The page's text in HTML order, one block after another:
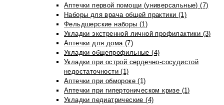
Аптечки первой помощи (универсальные) (7)
Наборы для врача общей практики (1)
Фельдшерские наборы (1)
Укладки экстренной личной профилактики (3)
Аптечки для дома (7)
Укладки общепрофильные (4)
Укладки при острой сердечно-сосудистой
недостаточности (1)
Аптечки при обмороке (1)
Аптечки при гипертоническом кризе (1)
Укладки педиатрические (4)